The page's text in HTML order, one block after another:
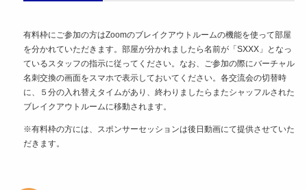
有料枠にご参加の方はZoomのブレイクアウトルームの機能を使って部屋
を分かれていただきます。部屋が分かれましたら名前が「SXXX」となっ
ているスタッフの指示に従ってください。なお、ご参加の際にバーチャル
名刺交換の画面をスマホで表示しておいてください。各交流会の切替時
に、５分の入れ替えタイムがあり、終わりましたらまたシャッフルされた
ブレイクアウトルームに移動されます。
※有料枠の方には、スポンサーセッションは後日動画にて提供させていた
だきます。